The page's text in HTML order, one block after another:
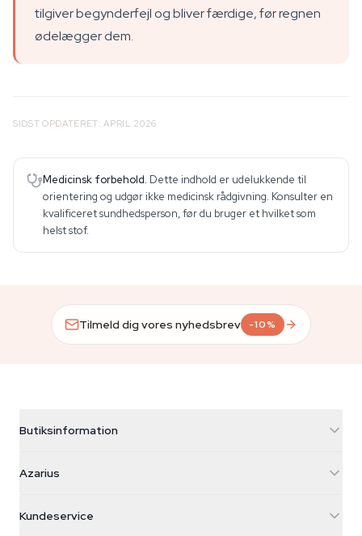
tilgiver begynderfejl og bliver færdige, før regnen
ødelægger dem.
SIDST OPDATERET: APRIL 2026
Medicinsk forbehold. Dette indhold er udelukkende til
orientering og udgør ikke medicinsk rådgivning. Konsulter en
kvalificeret sundhedsperson, før du bruger et hvilket som
helst stof.
Tilmeld dig vores nyhedsbrev -10%
Butiksinformation
Galvaniweg 11
Nederland
Azarius
Kundeservice